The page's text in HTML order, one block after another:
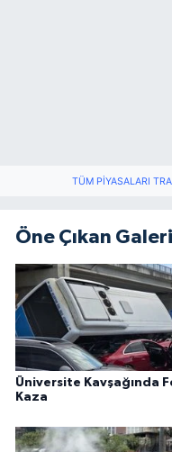
TÜM PIYASALARI
Öne Çıkan
Üniversite Kavşağında
Kaza